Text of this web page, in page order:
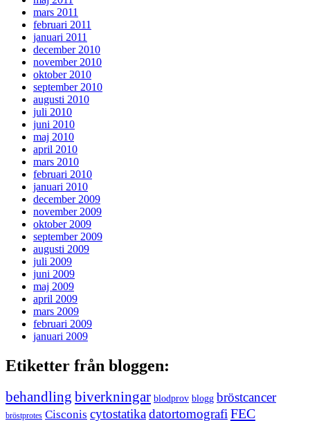
mars 2011
februari 2011
januari 2011
december 2010
november 2010
oktober 2010
september 2010
augusti 2010
juli 2010
juni 2010
maj 2010
april 2010
mars 2010
februari 2010
januari 2010
december 2009
november 2009
oktober 2009
september 2009
augusti 2009
juli 2009
juni 2009
maj 2009
april 2009
mars 2009
februari 2009
januari 2009
Etiketter från bloggen:
behandling biverkningar blodprov blogg bröstcancer
bröstprotes Cisconis cytostatikadatortomografiFEC